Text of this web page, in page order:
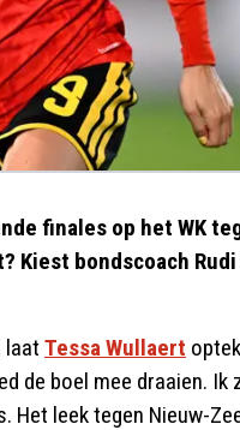
finales op het WK
Kiest bondscoach
laat Tessa Wullaert
de boel mee draaien. Ik
Het leek tegen Nieuw-